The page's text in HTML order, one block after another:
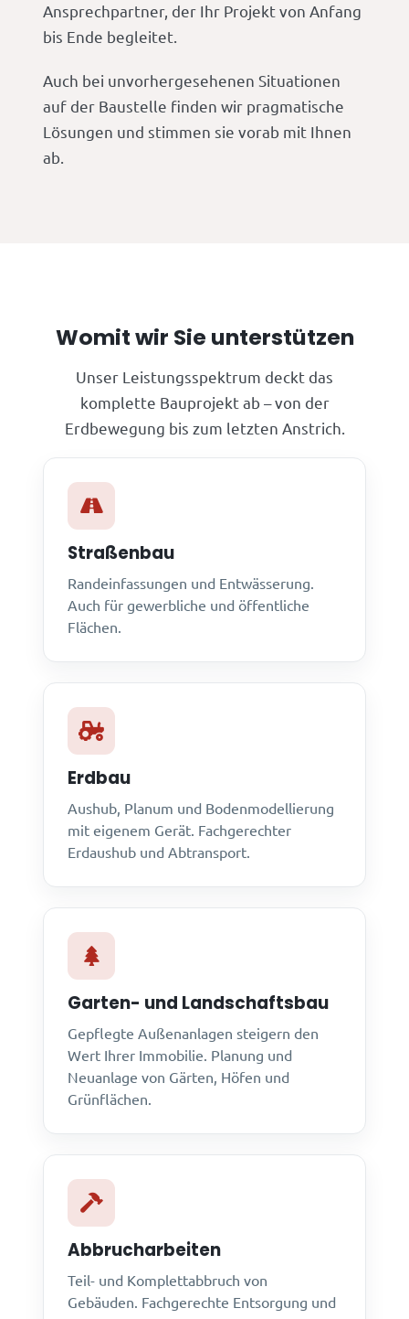
Ansprechpartner, der Ihr Projekt von Anfang
bis Ende begleitet.
Auch bei unvorhergesehenen Situationen
auf der Baustelle finden wir pragmatische
Lösungen und stimmen sie vorab mit Ihnen
ab.
Womit wir Sie unterstützen
Unser Leistungsspektrum deckt das
komplette Bauprojekt ab – von der
Erdbewegung bis zum letzten Anstrich.
Straßenbau
Randeinfassungen und Entwässerung.
Auch für gewerbliche und öffentliche
Flächen.
Erdbau
Aushub, Planum und Bodenmodellierung
mit eigenem Gerät. Fachgerechter
Erdaushub und Abtransport.
Garten- und Landschaftsbau
Gepflegte Außenanlagen steigern den
Wert Ihrer Immobilie. Planung und
Neuanlage von Gärten, Höfen und
Grünflächen.
Abbrucharbeiten
Teil- und Komplettabbruch von
Gebäuden. Fachgerechte Entsorgung und